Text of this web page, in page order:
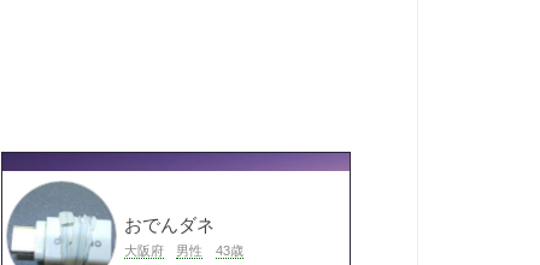
おでんダネ
大阪府 男性 43歳